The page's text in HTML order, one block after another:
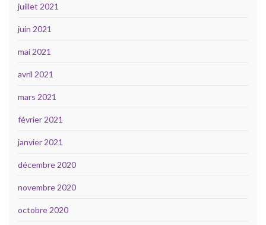
juillet 2021
juin 2021
mai 2021
avril 2021
mars 2021
février 2021
janvier 2021
décembre 2020
novembre 2020
octobre 2020